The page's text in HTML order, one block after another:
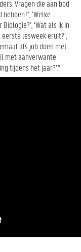
Vragen die aan bod
‘Welke
‘Wat als ik in
lesweek eruit?’,
als job doen met
met aanverwante
tijdens het jaar?’.”